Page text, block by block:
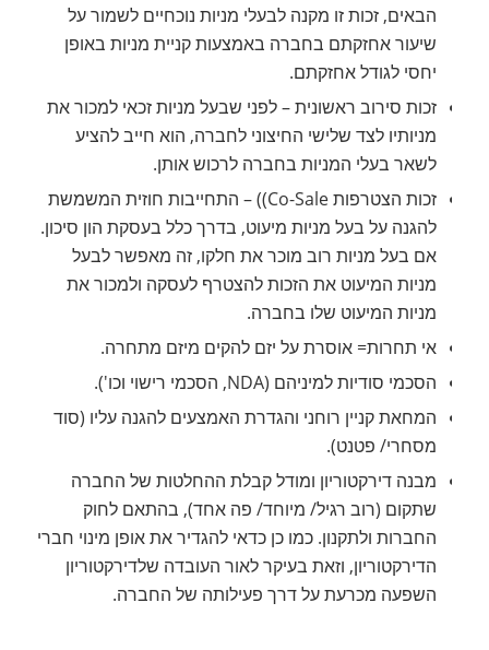
הבאים, זכות זו מקנה לבעלי מניות נוכחיים לשמור על
שיעור אחזקתם בחברה באמצעות קניית מניות באופן
יחסי לגודל אחזקתם.
זכות סירוב ראשונית – לפני שבעל מניות זכאי למכור את
מניותיו לצד שלישי החיצוני לחברה, הוא חייב להציע
לשאר בעלי המניות בחברה לרכוש אותן.
זכות הצטרפות Co-Sale)) – התחייבות חוזית המשמשת
להגנה על בעל מניות מיעוט, בדרך כלל בעסקת הון סיכון.
אם בעל מניות רוב מוכר את חלקו, זה מאפשר לבעל
מניות המיעוט את הזכות להצטרף לעסקה ולמכור את
מניות המיעוט שלו בחברה.
אי תחרות= אוסרת על יזם להקים מיזם מתחרה.
הסכמי סודיות למיניהם (NDA, הסכמי רישוי וכו').
המחאת קניין רוחני והגדרת האמצעים להגנה עליו (סוד
מסחרי/ פטנט).
מבנה דירקטוריון ומודל קבלת ההחלטות של החברה
שתקום (רוב רגיל/ מיוחד/ פה אחד), בהתאם לחוק
החברות ולתקנון. כמו כן כדאי להגדיר את אופן מינוי חברי
הדירקטוריון, וזאת בעיקר לאור העובדה שלדירקטוריון
השפעה מכרעת על דרך פעילותה של החברה.